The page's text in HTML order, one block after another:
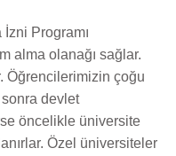
Programı
alma olanağı sağlar.
Öğrencilerimizin çoğu
devlet
öncelikle üniversite
Özel üniversiteler